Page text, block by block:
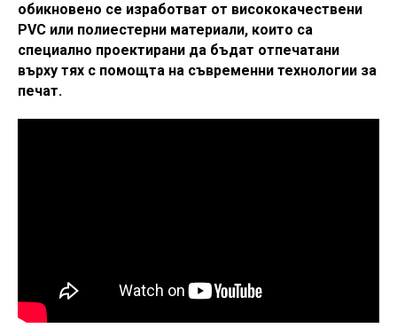
обикновено се изработват от висококачествени
PVC или полиестерни материали, които са
специално проектирани да бъдат отпечатани
върху тях с помощта на съвременни технологии за
печат.